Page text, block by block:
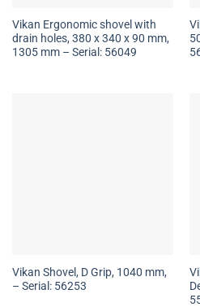
Vikan Ergonomic shovel with
drain holes, 380 x 340 x 90 mm,
1305 mm – Serial: 56049
Vikan Shovel, D Grip, 1040 mm,
– Serial: 56253